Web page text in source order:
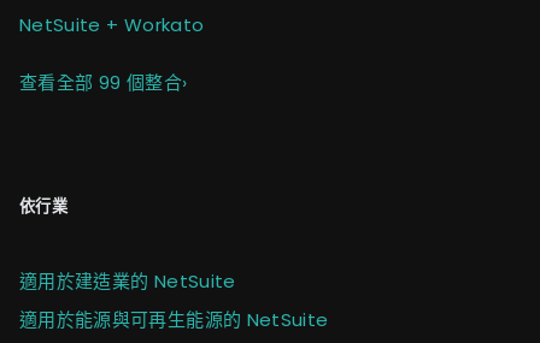
NetSuite + Workato
查看全部 99 個整合›
依行業
適用於建造業的 NetSuite
適用於能源與可再生能源的 NetSuite